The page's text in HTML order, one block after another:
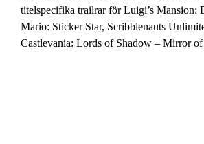
titelspecifika trailrar för Luigi’s Mansion:
Mario: Sticker Star, Scribblenauts
Castlevania: Lords of Shadow – Mirror of